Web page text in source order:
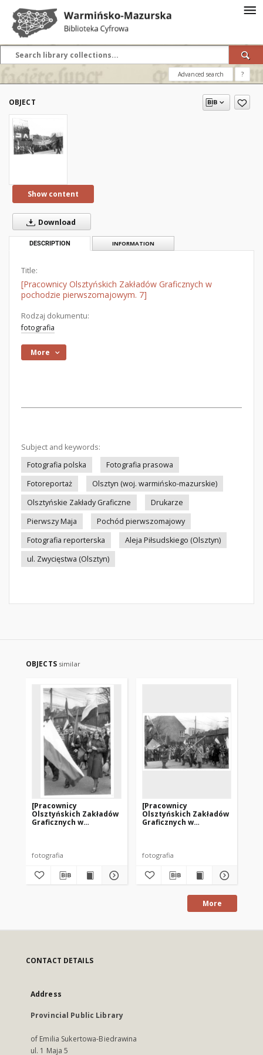
Advanced search ?
OBJECT
Show content
Download
DESCRIPTION INFORMATION
Title:
[Pracownicy Olsztyńskich Zakładów Graficznych w
pochodzie pierwszomajowym. 7]
Rodzaj dokumentu:
fotografia
More
Subject and keywords:
Fotografia polska
Fotografia prasowa
Fotoreportaż
Olsztyn (woj. warmińsko-mazurskie)
Olsztyńskie Zakłady Graficzne
Drukarze
Pierwszy Maja
Pochód pierwszomajowy
Fotografia reporterska
Aleja Piłsudskiego (Olsztyn)
ul. Zwycięstwa (Olsztyn)
OBJECTS similar
[Pracownicy
Olsztyńskich Zakładów
Graficznych w
fotografia
[Pracownicy
Olsztyńskich Zakładów
Graficznych w
fotografia
More
CONTACT DETAILS
Address
Provincial Public Library
of Emilia Sukertowa-Biedrawina
ul. 1 Maja 5